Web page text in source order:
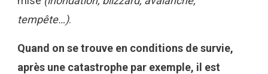
tempête…).
Quand on se trouve en conditions de survie,
après une catastrophe par exemple, il est